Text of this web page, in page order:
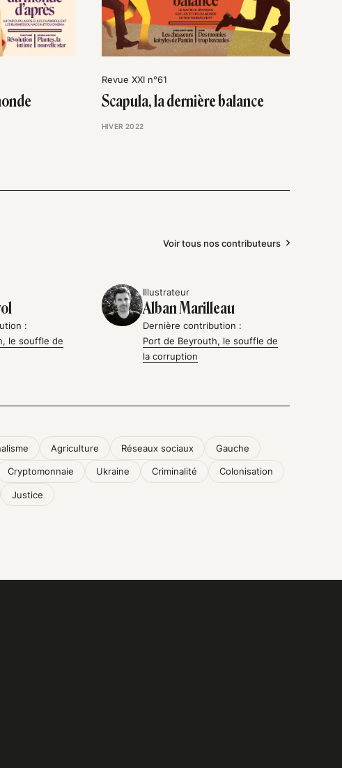
Revue XXI n°61
Scapula, la dernière balance
HIVER 2022
Voir tous nos contributeurs
:
le souffle de
Illustrateur
Alban Marilleau
Dernière contribution :
Port de Beyrouth, le souffle de
la corruption
Agriculture Réseaux sociaux Gauche
Cryptomonnaie Ukraine Criminalité Colonisation
Justice